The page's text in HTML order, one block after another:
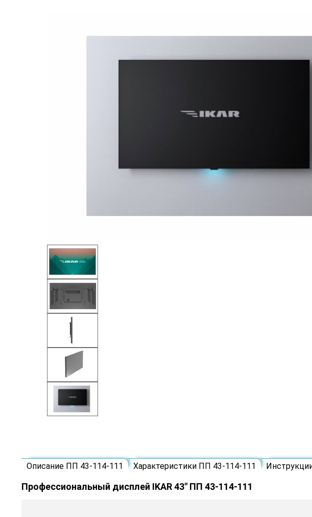
Описание ПП 43-114-111 Характеристики ПП 43-114-111
Профессиональный дисплей IKAR 43" ПП 43-114-111